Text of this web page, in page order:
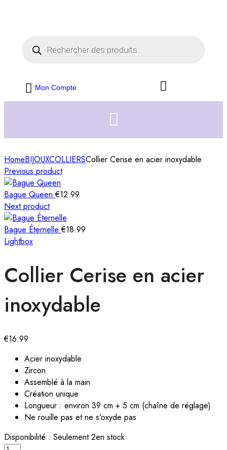
Mon Compte
HomeBIJOUXCOLLIERSCollier Cerise en acier inoxydable
Previous product
Bague Queen€12.99
Next product
Bague Éternelle€18.99
Lightbox
Collier Cerise en acier
inoxydable
€16.99
Acier inoxydable
Zircon
Assemblé à la main
Création unique
Longueur : environ 39 cm + 5 cm (chaîne de réglage)
Ne rouille pas et ne s’oxyde pas
Disponibilité : Seulement 2en stock